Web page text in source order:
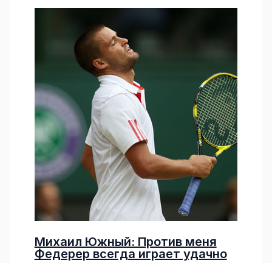
Михаил Южный: Против меня
Федерер всегда играет удачно